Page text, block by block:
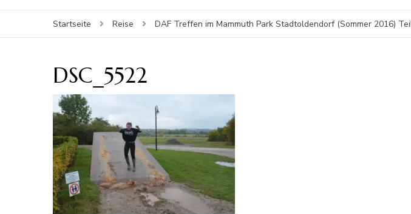
Startseite Reise DAF Treffen im Mammuth Park Stadtoldendorf (Sommer 2016)
DSC_5522